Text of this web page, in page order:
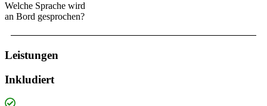
Welche Sprache wird
an Bord gesprochen?
Leistungen
Inkludiert